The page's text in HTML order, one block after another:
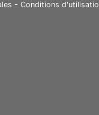
- Conditions